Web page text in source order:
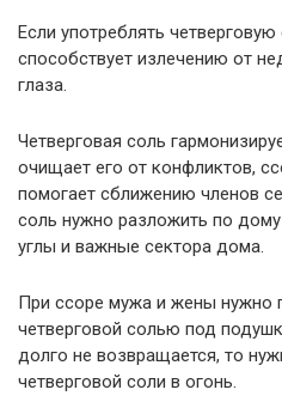
Если употреблять
способствует излечению от
глаза.
Четверговая соль
очищает его от конфликтов,
помогает сближению членов
соль нужно разложить по
углы и важные сектора дома.
При ссоре мужа и жены нужно
четверговой солью под
долго не возвращается, то
четверговой соли в огонь.